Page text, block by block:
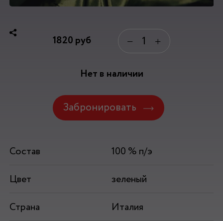
1820 руб − +
Нет в наличии
Забронировать
Состав
100 % п/э
Цвет
зеленый
Страна
Италия